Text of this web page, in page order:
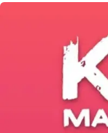
Italia Mondo